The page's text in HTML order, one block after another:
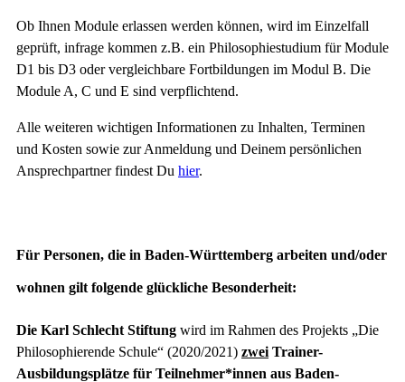
Ob Ihnen Module erlassen werden können, wird im Einzelfall
geprüft, infrage kommen z.B. ein Philosophiestudium für Module
D1 bis D3 oder vergleichbare Fortbildungen im Modul B. Die
Module A, C und E sind verpflichtend.
Alle weiteren wichtigen Informationen zu Inhalten, Terminen
und Kosten sowie zur Anmeldung und Deinem persönlichen
Ansprechpartner findest Du hier.
Für Personen, die in Baden-Württemberg arbeiten und/oder
wohnen gilt folgende glückliche Besonderheit:
Die Karl Schlecht Stiftung wird im Rahmen des Projekts „Die
Philosophierende Schule“ (2020/2021) zwei Trainer-
Ausbildungsplätze für Teilnehmer*innen aus Baden-